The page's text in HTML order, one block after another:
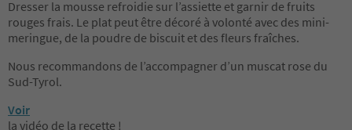
Dresser la mousse refroidie sur l’assiette et garnir de fruits
rouges frais. Le plat peut être décoré à volonté avec des mini-
meringue, de la poudre de biscuit et des fleurs fraîches.
Nous recommandons de l’accompagner d’un muscat rose du
Sud-Tyrol.
Voir
la vidéo de la recette !